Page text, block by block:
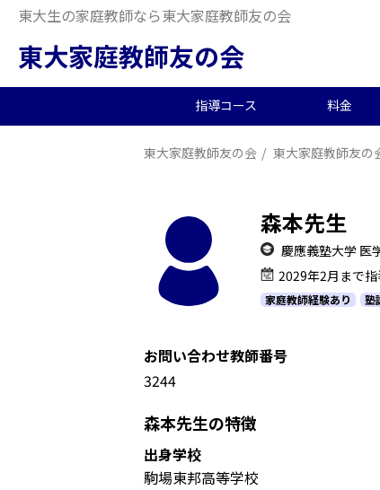
東大生の家庭教師なら東大家庭教師友の会
東大家庭教師友の会
指導コース
中学受験/塾対策
大学生向け
料金
料金概要
当会の特徴
東大生の教師を探す
2026年度合格実績
東大家庭教師友の会 東大家庭教師友の
森本先生
慶應義塾大学 医
2029年2月まで
家庭教師経験あり 塾
お問い合わせ教師番号
1131244
森本先生の特徴
出身学校
駒場東邦高等学校